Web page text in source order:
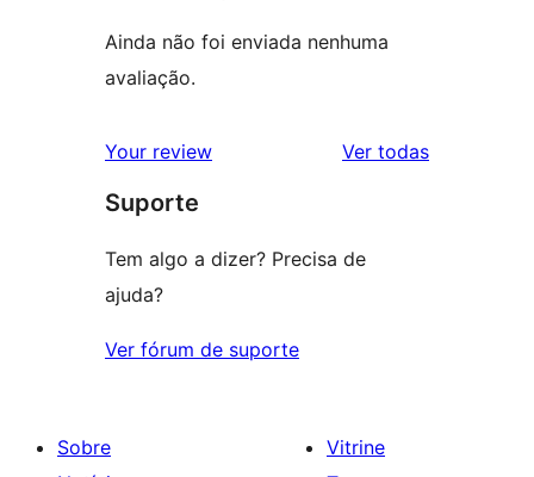
Ainda não foi enviada nenhuma
avaliação.
Your review Ver todasavaliações
Suporte
Tem algo a dizer? Precisa de
ajuda?
Ver fórum de suporte
Sobre
Vitrine